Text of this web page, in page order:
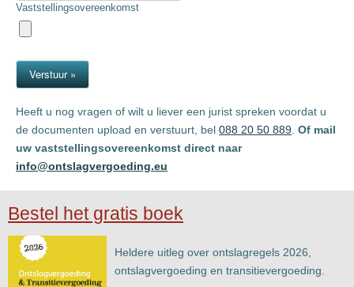
Vaststellingsovereenkomst
Verstuur »
Heeft u nog vragen of wilt u liever een jurist spreken voordat u
de documenten upload en verstuurt, bel 088 20 50 889. Of mail
uw vaststellingsovereenkomst direct naar
info@ontslagvergoeding.eu
Bestel het gratis boek
Heldere uitleg over ontslagregels 2026,
ontslagvergoeding en transitievergoeding.